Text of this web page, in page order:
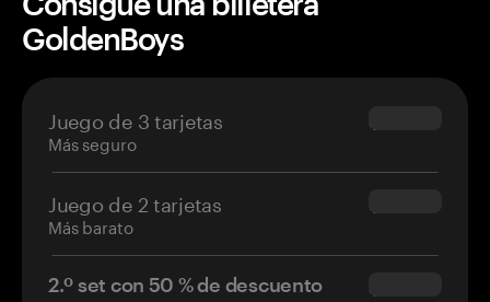
GoldenBoys
Juego de 3 tarjetas
Más seguro
$69.90
Juego de 2 tarjetas
Más barato
$54.90
2.º set con 50 % de descuento $34.95